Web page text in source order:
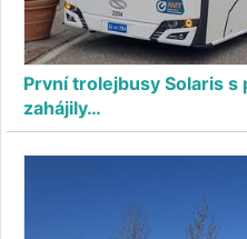
První trolejbusy Solaris s
zahájily…